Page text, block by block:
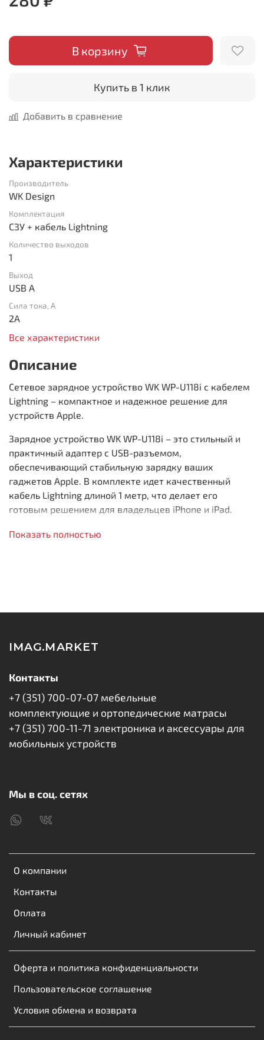
В корзину
Купить в 1 клик
Добавить в сравнение
Характеристики
Производитель
WK Design
Комплектация
СЗУ + кабель Lightning
Количество выходов
1
Выход
USB A
Сила тока, А
2A
Все характеристики
Описание
Сетевое зарядное устройство WK WP-U118i с кабелем
Lightning – компактное и надежное решение для
устройств Apple.
Зарядное устройство WK WP-U118i – это стильный и
практичный адаптер с USB-разъемом,
обеспечивающий стабильную зарядку ваших
гаджетов Apple. В комплекте идет качественный
кабель Lightning длиной 1 метр, что делает его
готовым решением для владельцев iPhone и iPad.
Ключевые преимущества:
Безопасность– защита от перегрева,
Комплектация
адаптеров.
В комплекте:
Сетевое зарядное устройство (1×USB-A, 10W);
Кабель USB - Lightning
Входное напряжение: 100-240V;
Выходная мощность: 10
Надежное и компактное зарядное устройство WK
зарядку ваших устройств.
Показать полностью
IMAG.MARKET
О компании
Контакты
Оплата
Личный кабинет
Оферта и политика конфиденциальности
Пользовательское соглашение
Условия обмена и возврата
Контакты
+7 (351) 700-07-07 мебельные
комплектующие и ортопедические матрасы
+7 (351) 700-11-71 электроника и аксессуары для
мобильных устройств
Мы в соц. сетях